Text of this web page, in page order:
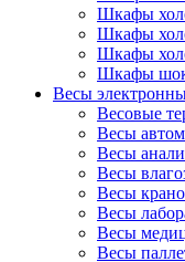
Шкафы
Шкафы
Шкафы
Шкафы
Весы
Весовые
Весы
Весы
Весы
Весы
Весы
Весы
Весы